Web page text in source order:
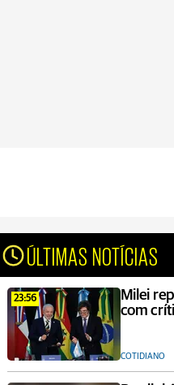
ÚLTIMAS NOTÍCIAS
23:56
Milei
com
COTIDIANO